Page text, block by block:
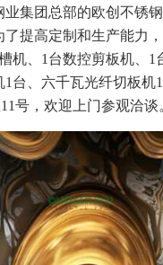
集团总部的欧创不锈
了提高定制和生产能力
机、1台数控剪板机、
台、六千瓦光纤切板
号，欢迎上门参观洽谈